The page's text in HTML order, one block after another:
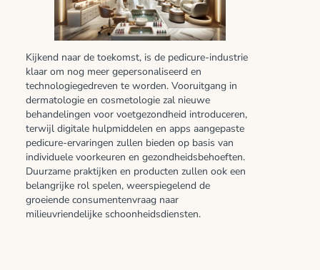
Kijkend naar de toekomst, is de pedicure-industrie
klaar om nog meer gepersonaliseerd en
technologiegedreven te worden. Vooruitgang in
dermatologie en cosmetologie zal nieuwe
behandelingen voor voetgezondheid introduceren,
terwijl digitale hulpmiddelen en apps aangepaste
pedicure-ervaringen zullen bieden op basis van
individuele voorkeuren en gezondheidsbehoeften.
Duurzame praktijken en producten zullen ook een
belangrijke rol spelen, weerspiegelend de
groeiende consumentenvraag naar
milieuvriendelijke schoonheidsdiensten.